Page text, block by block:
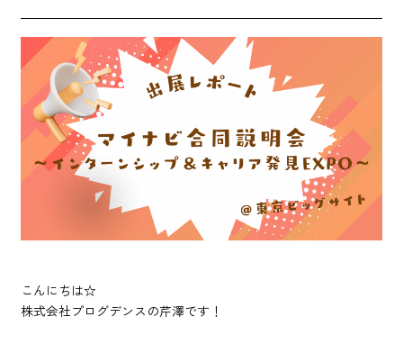
採用情報
選考について
よくあるご質問
人事からのお知らせ
こんにちは☆
株式会社プログデンスの芹澤です！